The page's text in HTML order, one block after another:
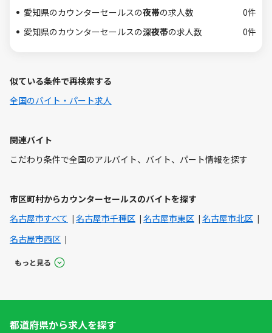
愛知県のカウンターセールスの夜帯の求人数
0件
愛知県のカウンターセールスの深夜帯の求人数 0件
似ている条件で再検索する
全国のバイト・パート求人
関連バイト
こだわり条件で全国のアルバイト、バイト、パート情報を探す
市区町村からカウンターセールスのバイトを探す
名古屋市すべて
名古屋市千種区 名古屋市東区
名古屋市北区
名古屋市西区
もっと見る
都道府県から求人を探す